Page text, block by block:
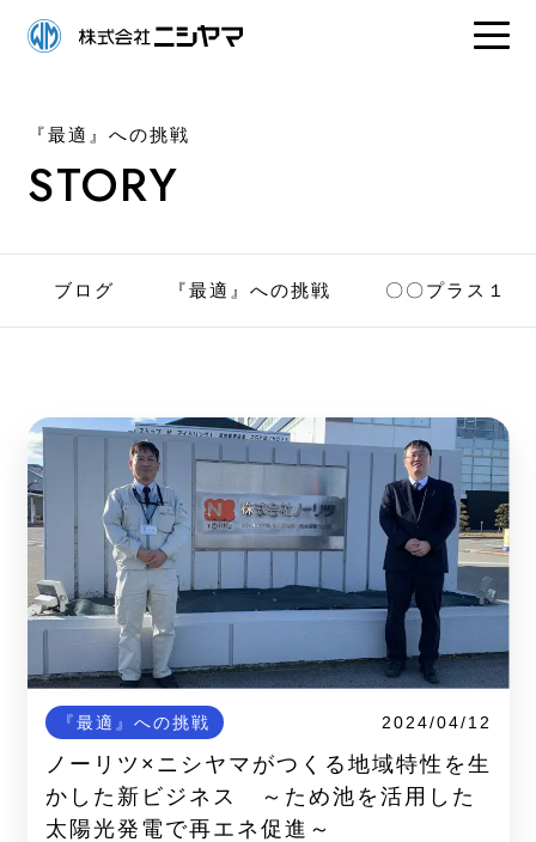
『最適』への挑戦
STORY
ブログ 『最適』への挑戦 〇〇プラス１
『最適』への挑戦 2024/04/12
ノーリツ×ニシヤマがつくる地域特性を生
かした新ビジネス ～ため池を活用した
太陽光発電で再エネ促進～